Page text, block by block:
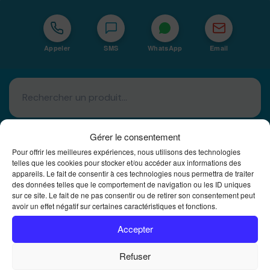
Gérer le consentement
Pour offrir les meilleures expériences, nous utilisons des technologies
telles que les cookies pour stocker et/ou accéder aux informations des
appareils. Le fait de consentir à ces technologies nous permettra de traiter
des données telles que le comportement de navigation ou les ID uniques
sur ce site. Le fait de ne pas consentir ou de retirer son consentement peut
avoir un effet négatif sur certaines caractéristiques et fonctions.
Accepter
Refuser
Appeler SMS WhatsApp Email
Basé à La Réunion · 974
Bureautique Reunion Ei
Intégrateur de solutions d'impression Bureautique et